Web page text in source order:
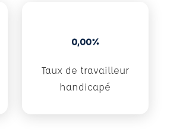
0,00%
Taux de travailleur
handicapé